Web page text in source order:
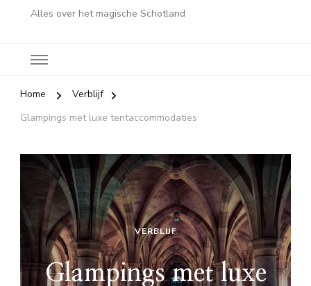
Alles over het magische Schotland
Home
Verblijf
Glampings met luxe tentaccommodaties
VERBLIJF
Glampings met luxe